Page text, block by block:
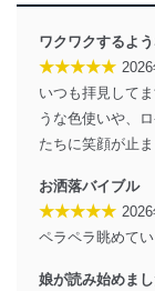
す。
個人情報の安
当社は、個
に、下記セ
正に努めます
アクセス
個人デ
の不要
ワクワクするよ
★★★★★
いつも拝見して
うな色使いや、
たちに笑顔が止ま
お洒落バイブル
★★★★★
ペラペラ眺めて
娘が読み始めま